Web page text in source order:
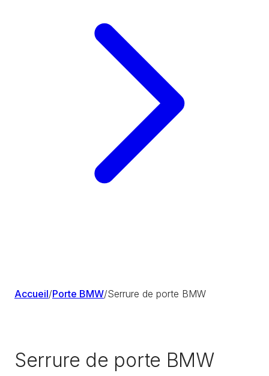
Accueil/Porte BMW/Serrure de porte BMW
Serrure de porte BMW